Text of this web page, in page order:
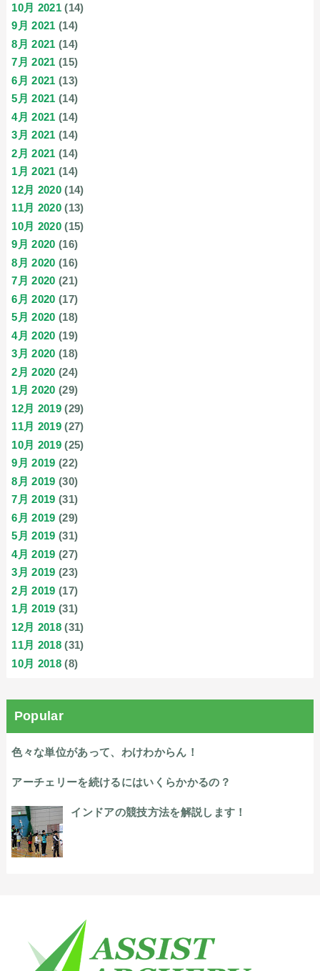
10月 2021 (14)
9月 2021 (14)
8月 2021 (14)
7月 2021 (15)
6月 2021 (13)
5月 2021 (14)
4月 2021 (14)
3月 2021 (14)
2月 2021 (14)
1月 2021 (14)
12月 2020 (14)
11月 2020 (13)
10月 2020 (15)
9月 2020 (16)
8月 2020 (16)
7月 2020 (21)
6月 2020 (17)
5月 2020 (18)
4月 2020 (19)
3月 2020 (18)
2月 2020 (24)
1月 2020 (29)
12月 2019 (29)
11月 2019 (27)
10月 2019 (25)
9月 2019 (22)
8月 2019 (30)
7月 2019 (31)
6月 2019 (29)
5月 2019 (31)
4月 2019 (27)
3月 2019 (23)
2月 2019 (17)
1月 2019 (31)
12月 2018 (31)
11月 2018 (31)
10月 2018 (8)
Popular
色々な単位があって、わけわからん！
アーチェリーを続けるにはいくらかかるの？
インドアの競技方法を解説します！